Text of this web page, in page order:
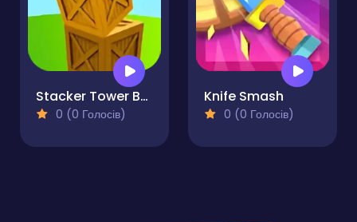
Stacker Tower Boxes of Balance
0 (0 Голосів)
Knife Smash
0 (0 Голосів)